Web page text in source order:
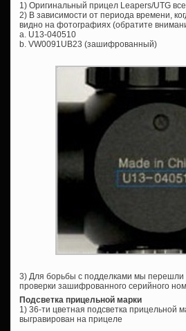
1) Оригинальный прицел Leapers/UTG
2) В зависимости от периода времени,
видно на фотографиях (обратите
a. U13-040510
b. VW0091UB23 (зашифрованный)
3) Для борьбы с подделками мы
проверки зашифрованного серийного
Подсветка прицельной марки
1) 36-ти цветная подсветка прицельной
выгравирован на прицеле